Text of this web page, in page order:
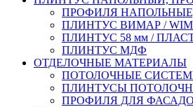
ПРОФИЛЯ
ПЛИНТУС ВИМАР /
ПЛИНТУС 58 мм /
ПЛИНТУС МДФ
ОТДЕЛОЧНЫЕ МАТЕРИАЛЫ
ПОТОЛОЧНЫЕ
ПЛИНТУСЫ
ПРОФИЛЯ ДЛЯ